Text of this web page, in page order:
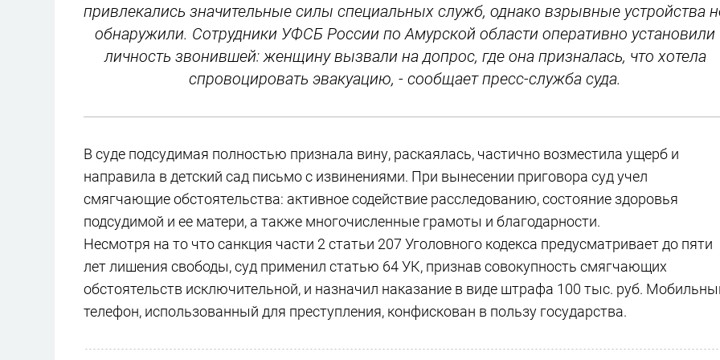
привлекались значительные силы специальных служб, однако взрывные устройства
обнаружили. Сотрудники УФСБ России по Амурской области оперативно установили
личность звонившей: женщину вызвали на допрос, где она призналась, что хотела
спровоцировать эвакуацию, - сообщает пресс-служба суда.
В суде подсудимая полностью признала вину, раскаялась, частично возместила ущерб и
направила в детский сад письмо с извинениями. При вынесении приговора суд учел
смягчающие обстоятельства: активное содействие расследованию, состояние здоровья
подсудимой и ее матери, а также многочисленные грамоты и благодарности.
Несмотря на то что санкция части 2 статьи 207 Уголовного кодекса предусматривает до пяти
лет лишения свободы, суд применил статью 64 УК, признав совокупность смягчающих
обстоятельств исключительной, и назначил наказание в виде штрафа 100 тыс. руб.
телефон, использованный для преступления, конфискован в пользу государства.